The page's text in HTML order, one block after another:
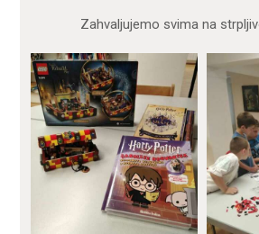
Zahvaljujemo svima na